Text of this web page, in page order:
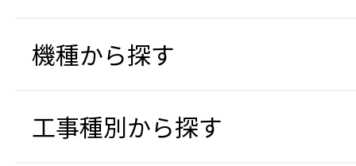
機種から探す
工事種別から探す